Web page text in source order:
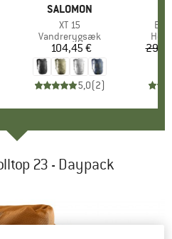
MÆRKE
SALOMON
Artikel
XT 15
Produktgruppe
Vandrerygsæk
Pris
104,45 €
5,0(2)
23 - Daypack